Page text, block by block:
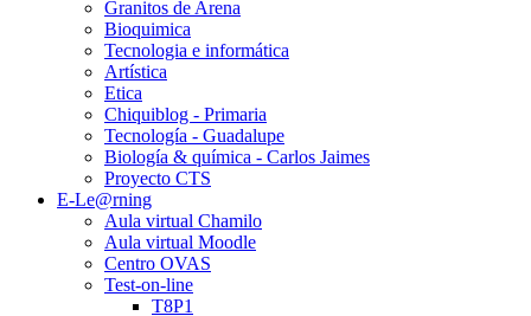
Granitos de Arena
Bioquimica
Tecnologia e informática
Artística
Etica
Chiquiblog - Primaria
Tecnología - Guadalupe
Biología & química - Carlos Jaimes
Proyecto CTS
E-Le@rning
Aula virtual Chamilo
Aula virtual Moodle
Centro OVAS
Test-on-line
T8P1